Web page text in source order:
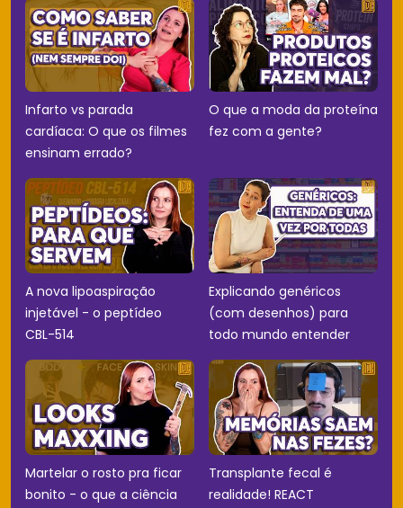
Infarto vs parada
cardíaca: O que os filmes
ensinam errado?
O que a moda da proteína
fez com a gente?
A nova lipoaspiração
injetável - o peptídeo
CBL-514
Explicando genéricos
(com desenhos) para
todo mundo entender
Martelar o rosto pra ficar
bonito - o que a ciência
Transplante fecal é
realidade! REACT